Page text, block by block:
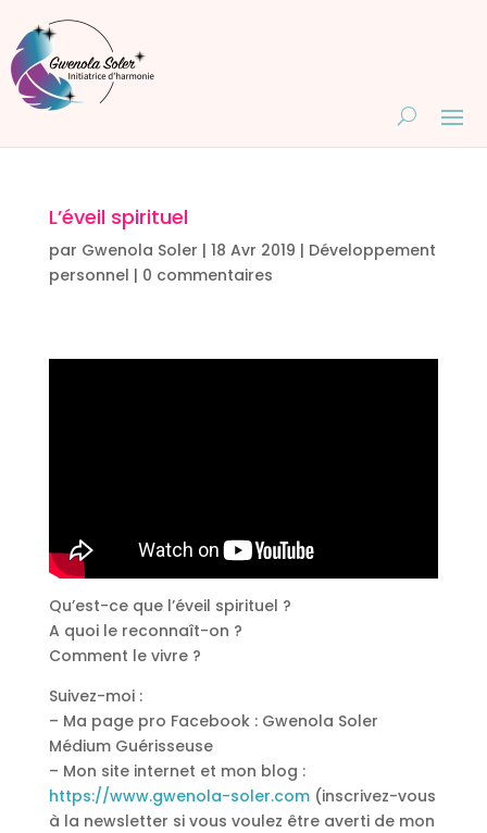
L’éveil spirituel
par Gwenola Soler | 18 Avr 2019 | Développement
personnel | 0 commentaires
Qu’est-ce que l’éveil spirituel ?
A quoi le reconnaît-on ?
Comment le vivre ?
Suivez-moi :
– Ma page pro Facebook : Gwenola Soler
Médium Guérisseuse
– Mon site internet et mon blog :
https://www.gwenola-soler.com(inscrivez-vous
à la newsletter si vous voulez être averti de mon